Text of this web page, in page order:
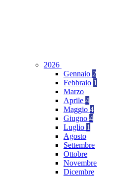
2026
Gennaio 2
Febbraio 1
Marzo
Aprile 4
Maggio 4
Giugno 4
Luglio 1
Agosto
Settembre
Ottobre
Novembre
Dicembre